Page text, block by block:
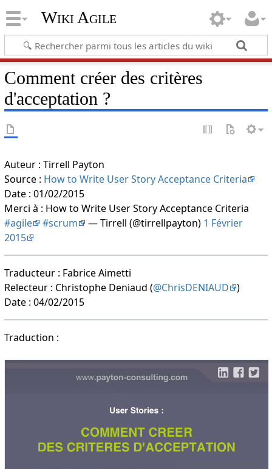
Wiki Agile
Comment créer des critères
d'acceptation ?
Auteur : Tirrell Payton
Source : How to Write User Story Acceptance Criteria
Date : 01/02/2015
Merci à : How to Write User Story Acceptance Criteria
#agile
#scrum — Tirrell (@tirrellpayton) 1 Février
2015
Traducteur : Fabrice Aimetti
Relecteur : Christophe Deniaud (@ChrisDENIAUD
)
Date : 04/02/2015
Traduction :